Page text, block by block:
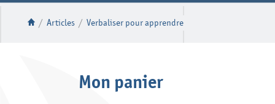
/ Articles / Verbaliser pour apprendre
Mon panier